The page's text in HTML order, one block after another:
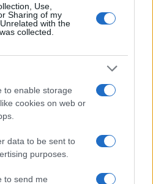
Use,
Sharing of my
with the
collected.
to enable storage
cookies on web or
data to be sent to
purposes.
to send me